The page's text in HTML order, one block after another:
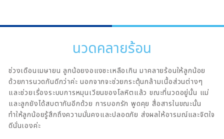
นวดคลายร้อน
ช่วงเดือนเมษายน ลูกน้อยงอแงซะเหลือเกิน มาคลายร้อนให้ลูกน้อย
ด้วยการนวดกันดีกว่าค่ะ นอกจากจะช่วยกระตุ้นกล้ามเนื้อส่วนต่างๆ
และช่วยเรื่องระบบการหมุนเวียนของโลหิตแล้ว ขณะที่นวดอยู่นั้น แม่
และลูกยังได้สบตากันอีกด้วย การบอกรัก พูดคุย สื่อสารในขณะนั้น
ทำให้ลูกน้อยรู้สึกถึงความมั่นคงและปลอดภัย ส่งผลให้อารมณ์และจิตใจ
ดีนั่นเองค่ะ